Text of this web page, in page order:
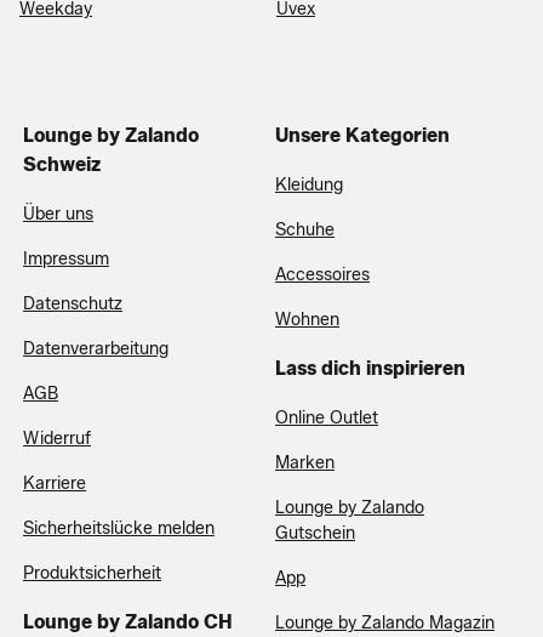
Weekday Uvex
Lounge by Zalando
Schweiz
Über uns
Impressum
Datenschutz
Datenverarbeitung
AGB
Widerruf
Karriere
Sicherheitslücke melden
Produktsicherheit
Lounge by Zalando CH
Unsere Kategorien
Kleidung
Schuhe
Accessoires
Wohnen
Lass dich inspirieren
Online Outlet
Marken
Lounge by Zalando
Gutschein
App
Lounge by Zalando Magazin